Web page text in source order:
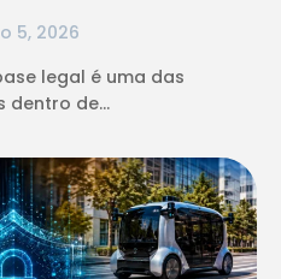
5, 2026
legal é uma das
dentro de...